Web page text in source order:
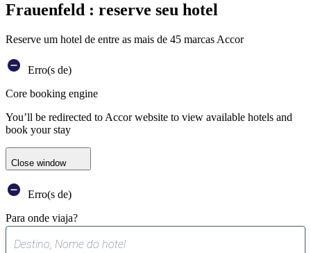
Frauenfeld : reserve seu hotel
Reserve um hotel de entre as mais de 45 marcas Accor
Erro(s de)
Core booking engine
You’ll be redirected to Accor website to view available hotels and
book your stay
Close window
Erro(s de)
Para onde viaja?